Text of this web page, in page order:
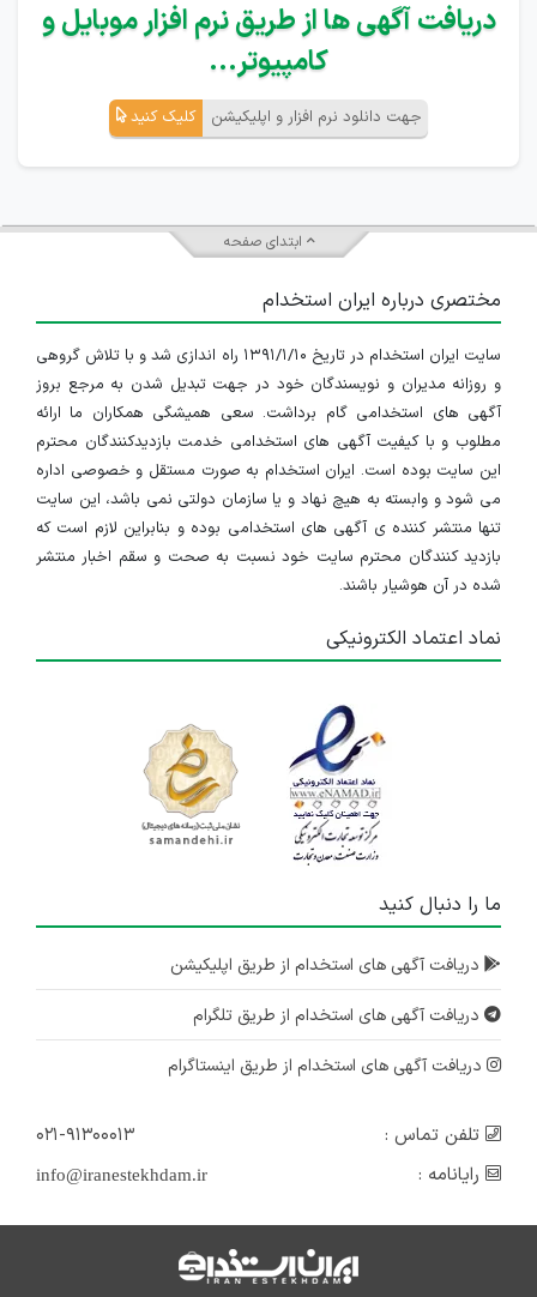
دریافت آگهی ها از طریق نرم افزار موبایل و
کامپیوتر...
جهت دانلود نرم افزار و اپلیکیشن کلیک کنید
ابتدای صفحه
مختصری درباره ایران استخدام
سایت ایران استخدام در تاریخ ۱۳۹۱/۱/۱۰ راه اندازی شد و با تلاش گروهی
و روزانه مدیران و نویسندگان خود در جهت تبدیل شدن به مرجع بروز
آگهی های استخدامی گام برداشت. سعی همیشگی همکاران ما ارائه
مطلوب و با کیفیت آگهی های استخدامی خدمت بازدیدکنندگان محترم
این سایت بوده است. ایران استخدام به صورت مستقل و خصوصی اداره
می شود و وابسته به هیچ نهاد و یا سازمان دولتی نمی باشد، این سایت
تنها منتشر کننده ی آگهی های استخدامی بوده و بنابراین لازم است که
بازدید کنندگان محترم سایت خود نسبت به صحت و سقم اخبار منتشر
شده در آن هوشیار باشند.
نماد اعتماد الکترونیکی
ما را دنبال کنید
دریافت آگهی های استخدام از طریق اپلیکیشن
دریافت آگهی های استخدام از طریق تلگرام
دریافت آگهی های استخدام از طریق اینستاگرام
تلفن تماس :
۰۲۱-۹۱۳۰۰۰۱۳
رایانامه :
info@iranestekhdam.ir